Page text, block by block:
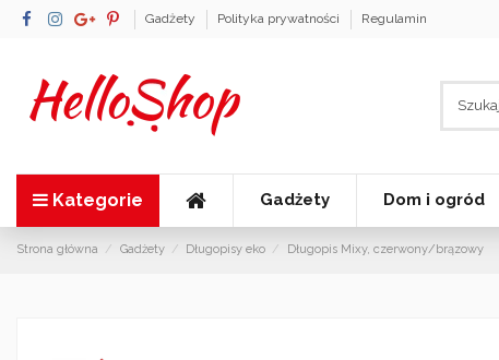
Gadżety Polityka prywatności Regulamin
Kategorie Gadżety Dom i ogród
Strona główna Gadżety Długopisy eko Długopis Mixy, czerwony/brązowy